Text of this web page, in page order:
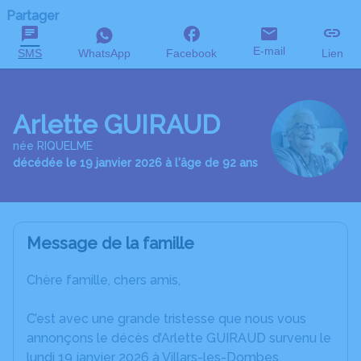
Partager
SMS WhatsApp Facebook E-mail Lien
Arlette GUIRAUD
née RIQUELME
décédée le 19 janvier 2026 à l'âge de 92 ans
Message de la famille
Chère famille, chers amis,
C’est avec une grande tristesse que nous vous
annonçons le décès d’Arlette GUIRAUD survenu le
lundi 19 janvier 2026 à Villars-les-Dombes.